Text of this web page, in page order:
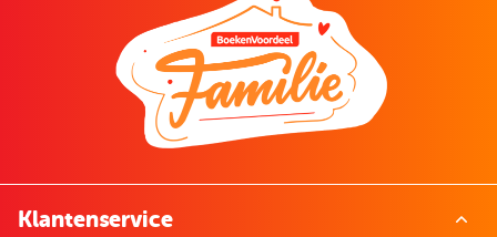
Klantenservice